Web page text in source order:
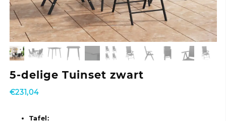
5-delige Tuinset zwart
€231,04
Tafel: